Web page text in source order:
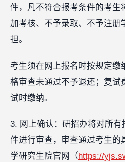
件，凡不符合报考条件的考生
加考核、不予录取、不予注册
担。
考生须在网上报名时按规定缴
格审查未通过不予退还；复试
试时缴纳。
3. 网上确认：研招办将对所
件进行审查，审查通过考生的
学研究生院官网（https://